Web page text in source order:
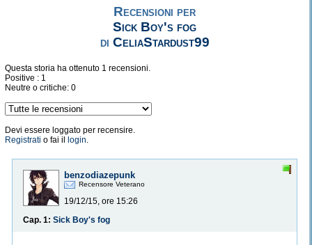
Recensioni per
Sick Boy's fog
di CeliaStardust99
Questa storia ha ottenuto 1 recensioni.
Positive : 1
Neutre o critiche: 0
Devi essere loggato per recensire.
Registrati o fai il login.
benzodiazepunk
Recensore Veterano
19/12/15, ore 15:26
Cap. 1: Sick Boy's fog